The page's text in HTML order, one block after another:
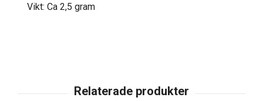
Vikt: Ca 2,5 gram